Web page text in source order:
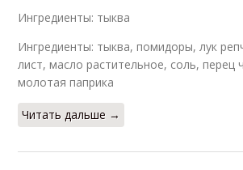
Ингредиенты: тыква
Ингредиенты: тыква, помидоры, лук
лист, масло растительное, соль,
молотая паприка
Читать дальше →